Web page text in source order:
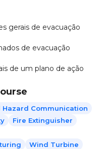
gerais de evacuação
de evacuação
de um plano de ação
Hazard Communication
Fire Extinguisher
Wind Turbine